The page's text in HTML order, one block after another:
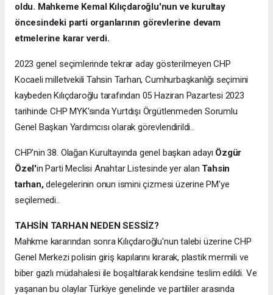
oldu. Mahkeme Kemal Kılıçdaroğlu'nun ve kurultay
öncesindeki parti organlarının görevlerine devam
etmelerine karar verdi.
2023 genel seçimlerinde tekrar aday gösterilmeyen CHP
Kocaeli milletvekili Tahsin Tarhan, Cumhurbaşkanlığı seçimini
kaybeden Kılıçdaroğlu tarafından 05 Haziran Pazartesi 2023
tarihinde CHP MYK'sında Yurtdışı Örgütlenmeden Sorumlu
Genel Başkan Yardımcısı olarak görevlendirildi..
CHP'nin 38. Olağan Kurultayında genel başkan adayı Özgür
Özel'in Parti Meclisi Anahtar Listesinde yer alan Tahsin
tarhan,delegelerinin onun ismini çizmesi üzerine PM'ye
seçilemedi..
TAHSİN TARHAN NEDEN SESSİZ?
Mahkme kararından sonra Kılıçdaroğlu'nun talebi üzerine CHP
Genel Merkezi polisin giriş kapılarını kırarak, plastik mermili ve
biber gazlı müdahalesi ile boşaltılarak kendsine teslim edildi. Ve
yaşanan bu olaylar Türkiye genelinde ve partililer arasında